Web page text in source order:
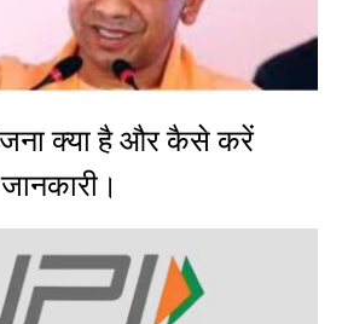
क्या है और कैसे करें